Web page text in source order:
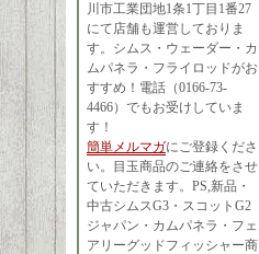
川市工業団地1条1丁目1番27
にて店舗も運営しておりま
す。シムス・ウェーダー・カ
ムパネラ・フライロッドがお
すすめ！電話（0166-73-
4466）でもお受けしていま
す！
簡単メルマガにご登録くださ
い。目玉商品のご連絡をさせ
ていただきます。PS,新品・
中古シムスG3・スコットG2
ジャパン・カムパネラ・フェ
アリーグッドフィッシャー商